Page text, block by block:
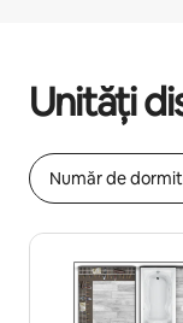
Unități
Număr de